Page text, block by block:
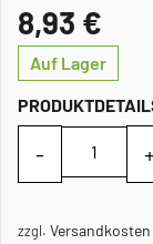
8,93 €
Auf Lager
zzgl. Versandkosten